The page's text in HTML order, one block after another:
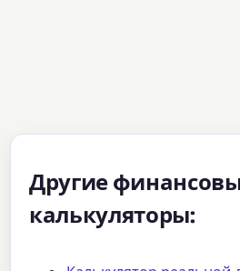
Другие
калькуляторы: